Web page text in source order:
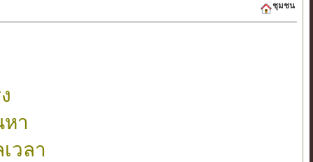
ชุมชน
า
วลา